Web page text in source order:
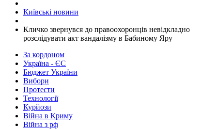
Київські новини
Кличко звернувся до правоохоронців невідкладно
розслідувати акт вандалізму в Бабиному Яру
За кордоном
Україна - ЄС
Бюджет України
Вибори
Протести
Технології
Курйози
Війна в Криму
Війна з рф